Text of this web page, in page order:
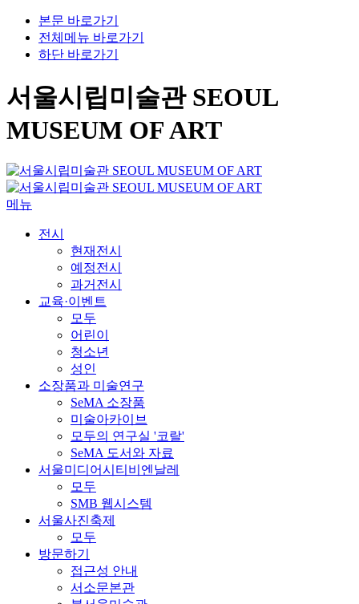
본문 바로가기
전체메뉴 바로가기
하단 바로가기
서울시립미술관 SEOUL
MUSEUM OF ART
메뉴
전시
현재전시
예정전시
과거전시
교육·이벤트
모두
어린이
청소년
성인
소장품과 미술연구
SeMA 소장품
미술아카이브
모두의 연구실 '코랄'
SeMA 도서와 자료
서울미디어시티비엔날레
모두
SMB 웹시스템
서울사진축제
모두
방문하기
접근성 안내
서소문본관